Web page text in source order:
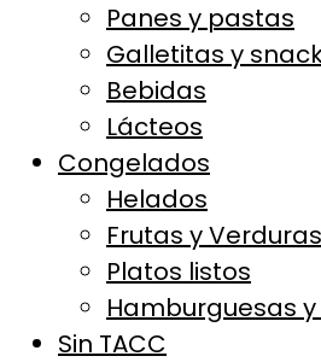
Panes y pastas
Galletitas y
Bebidas
Lácteos
Congelados
Helados
Frutas y
Platos listos
Hamburguesas
Sin TACC